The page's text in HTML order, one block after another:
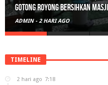
Polisi Sita 82 Paket Ganja Siap
ADMIN - 3 HARI AGO
TIMELINE
2 hari ago 7:18